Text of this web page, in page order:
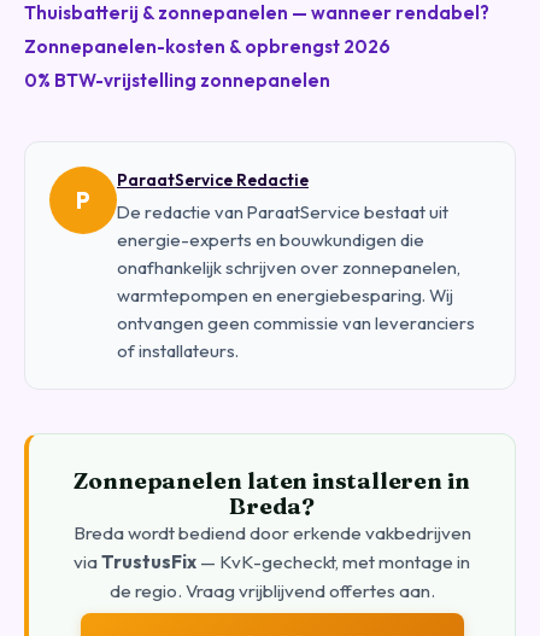
Thuisbatterij & zonnepanelen — wanneer rendabel?
Zonnepanelen-kosten & opbrengst 2026
0% BTW-vrijstelling zonnepanelen
P
ParaatService Redactie
De redactie van ParaatService bestaat uit
energie-experts en bouwkundigen die
onafhankelijk schrijven over zonnepanelen,
warmtepompen en energiebesparing. Wij
ontvangen geen commissie van leveranciers
of installateurs.
Zonnepanelen laten installeren in
Breda?
Breda wordt bediend door erkende vakbedrijven
viaTrustusFix — KvK-gecheckt, met montage in
de regio. Vraag vrijblijvend offertes aan.